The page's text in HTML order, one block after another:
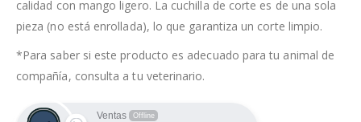
calidad con mango ligero. La cuchilla de corte es de una sola
pieza (no está enrollada), lo que garantiza un corte limpio.
*Para saber si este producto es adecuado para tu animal de
compañía, consulta a tu veterinario.
Ventas Offline